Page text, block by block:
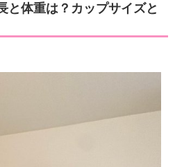
と体重は？カップサイズと